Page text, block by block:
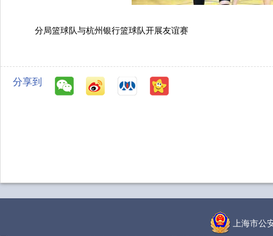
分局篮球队与杭州银行篮球队开展友谊赛
分享到
上海市公